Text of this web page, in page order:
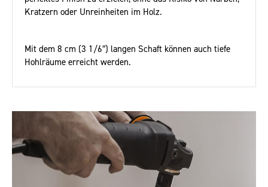
Kratzern oder Unreinheiten im Holz.
Mit dem 8 cm (3 1/6″) langen Schaft können auch tiefe
Hohlräume erreicht werden.